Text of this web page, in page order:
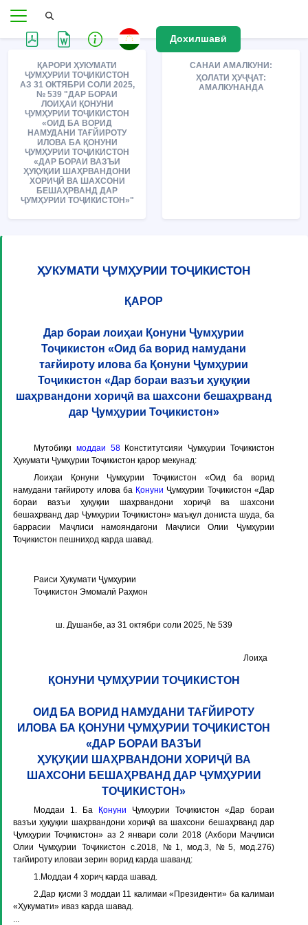
Дохилшавӣ
ҚАРОРИ ҲУКУМАТИ
ҶУМҲУРИИ ТОҶИКИСТОН
АЗ 31 ОКТЯБРИ СОЛИ 2025,
№ 539 "ДАР БОРАИ
ЛОИҲАИ ҚОНУНИ
ҶУМҲУРИИ ТОҶИКИСТОН
«ОИД БА ВОРИД
НАМУДАНИ ТАҒЙИРОТУ
ИЛОВА БА ҚОНУНИ
ҶУМҲУРИИ ТОҶИКИСТОН
«ДАР БОРАИ ВАЗЪИ
ҲУҚУҚИИ ШАҲРВАНДОНИ
ХОРИҶӢ ВА ШАХСОНИ
БЕШАҲРВАНД ДАР
ҶУМҲУРИИ ТОҶИКИСТОН»"
САНАИ АМАЛКУНИ:
ҲОЛАТИ ҲУҶҶАТ:
АМАЛКУНАНДА
ҲУКУМАТИ ҶУМҲУРИИ ТОҶИКИСТОН
ҚАРОР
Дар бораи лоиҳаи Қонуни Ҷумҳурии
Тоҷикистон «Оид ба ворид намудани
тағйироту илова ба Қонуни Ҷумҳурии
Тоҷикистон «Дар бораи вазъи ҳуқуқии
шаҳрвандони хориҷӣ ва шахсони бешаҳрванд
дар Ҷумҳурии Тоҷикистон»
Мутобиқи моддаи 58Конститутсияи Ҷумҳурии Тоҷикистон
Ҳукумати Ҷумҳурии Тоҷикистон қарор мекунад:
Лоиҳаи Қонуни Ҷумҳурии Тоҷикистон «Оид ба ворид
намудани тағйироту илова ба Қонуни Ҷумҳурии Тоҷикистон «Дар
бораи вазъи ҳуқуқии шаҳрвандони хориҷӣ ва шахсони
бешаҳрванд дар Ҷумҳурии Тоҷикистон» маъқул дониста шуда, ба
баррасии Маҷлиси намояндагони Маҷлиси Олии Ҷумҳурии
Тоҷикистон пешниҳод карда шавад.
Раиси Ҳукумати Ҷумҳурии
Тоҷикистон Эмомалӣ Раҳмон
ш. Душанбе, аз 31 октябри соли 2025, № 539
Лоиҳа
ҚОНУНИ ҶУМҲУРИИ ТОҶИКИСТОН
ОИД БА ВОРИД НАМУДАНИ ТАҒЙИРОТУ
ИЛОВА БА ҚОНУНИ ҶУМҲУРИИ ТОҶИКИСТОН
«ДАР БОРАИ ВАЗЪИ
ҲУҚУҚИИ ШАҲРВАНДОНИ ХОРИҶӢ ВА
ШАХСОНИ БЕШАҲРВАНД ДАР ҶУМҲУРИИ
ТОҶИКИСТОН»
Моддаи 1. Ба Қонуни Ҷумҳурии Тоҷикистон «Дар бораи
вазъи ҳуқуқии шаҳрвандони хориҷӣ ва шахсони бешаҳрванд дар
Ҷумҳурии Тоҷикистон» аз 2 январи соли 2018 (Ахбори Маҷлиси
Олии Ҷумҳурии Тоҷикистон с.2018, №1, мод.3, №5, мод.276)
тағйироту иловаи зерин ворид карда шаванд:
1.Моддаи 4 хориҷ карда шавад.
2.Дар қисми 3 моддаи 11 калимаи «Президенти» ба калимаи
«Ҳукумати» иваз карда шавад.
...